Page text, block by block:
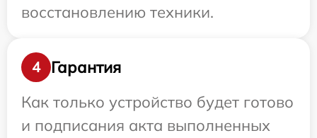
восстановлению техники.
4
Гарантия
Как только устройство будет готово
и подписания акта выполненных